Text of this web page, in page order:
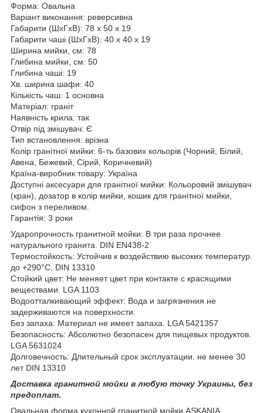
Форма: Овальна
Варіант виконання: реверсивна
Габарити (ШхГхВ): 78 х 50 х 19
Габарити чаші (ШхГхВ): 40 х 40 х 19
Ширина мийки, см: 78
Глибина мийки, см: 50
Глибина чаші: 19
Хв. ширина шафи: 40
Кількість чаш: 1 основна
Матеріал: граніт
Наявність крила: так
Отвір під змішувач: Є
Тип встановлення: врізна
Колір гранітної мийки: 6-ть базових кольорів (Чорний, Білий,
Авена, Бежевий, Сірий, Коричневий)
Країна-виробник товару: Україна
Доступні аксесуари для гранітної мийки: Кольоровий змішувач
(кран), дозатор в колір мийки, кошик для гранітної мийки,
сифон з переливом.
Гарантія: 3 роки
Ударопрочность гранитной мойки: В три раза прочнее
натурального гранита. DIN EN438-2
Термостойкость: Устойчив к воздействию высоких температур.
до +290°C, DIN 13310
Стойкий цвет: Не меняет цвет при контакте с красящими
веществами. LGA 1103
Водоотталкивающий эффект: Вода и загрязнения не
задерживаются на поверхности.
Без запаха: Материал не имеет запаха. LGA 5421357
Безопасность: Абсолютно безопасен для пищевых продуктов.
LGA 5631024
Долговечность: Длительный срок эксплуатации. не менее 30
лет DIN 13310
Доставка гранитной мойки в любую точку Украины, без
предоплат.
Овальная форма кухонной гранитной мойки ASKANIA